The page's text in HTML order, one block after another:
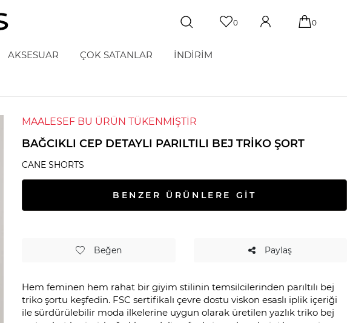
0 0
AKSESUAR ÇOK SATANLAR İNDİRİM
MAALESEF BU ÜRÜN TÜKENMİŞTİR
BAĞCIKLI CEP DETAYLI PARILTILI BEJ TRIKO ŞORT
CANE SHORTS
BENZER ÜRÜNLERE GİT
Beğen Paylaş
Hem feminen hem rahat bir giyim stilinin temsilcilerinden parıltılı bej
triko şortu keşfedin. FSC sertifikalı çevre dostu viskon esaslı iplik içeriği
ile sürdürülebilir moda ilkelerine uygun olarak üretilen yazlık triko bej